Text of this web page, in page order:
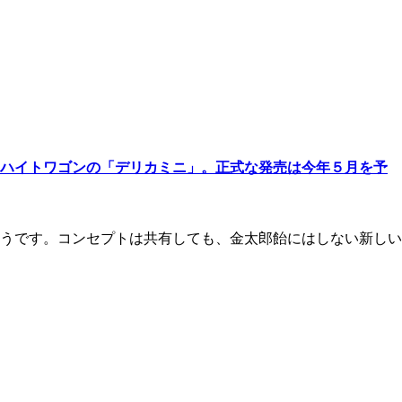
イトワゴンの「デリカミニ」。正式な発売は今年５月を予
す。コンセプトは共有しても、金太郎飴にはしない新しい